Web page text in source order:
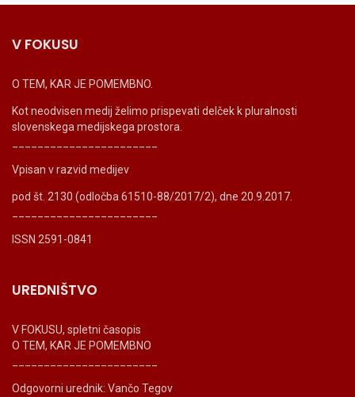
V FOKUSU
O TEM, KAR JE POMEMBNO.
Kot neodvisen medij želimo prispevati delček k pluralnosti
slovenskega medijskega prostora.
Vpisan v razvid medijev
pod št. 2130 (odločba 61510-88/2017/2), dne 20.9.2017.
ISSN 2591-0841
UREDNIŠTVO
V FOKUSU, spletni časopis
O TEM, KAR JE POMEMBNO
Odgovorni urednik: Vančo Tegov